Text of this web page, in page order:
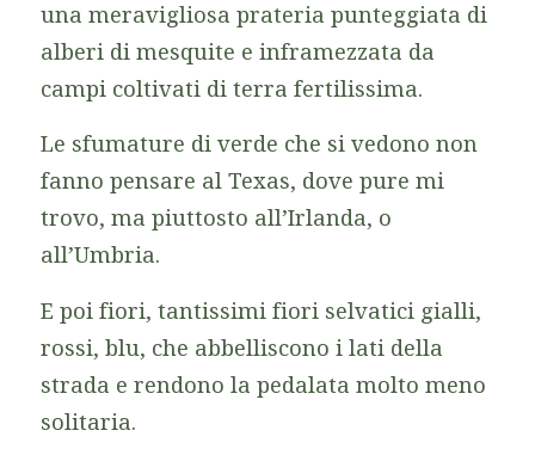
una meravigliosa prateria punteggiata di
alberi di mesquite e inframezzata da
campi coltivati di terra fertilissima.
Le sfumature di verde che si vedono non
fanno pensare al Texas, dove pure mi
trovo, ma piuttosto all’Irlanda, o
all’Umbria.
E poi fiori, tantissimi fiori selvatici gialli,
rossi, blu, che abbelliscono i lati della
strada e rendono la pedalata molto meno
solitaria.